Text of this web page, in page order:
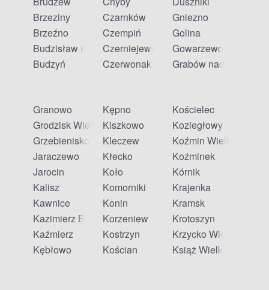
Brzeziny
Brzeźno
Budzisław Kościelny
Budzyń
Czarnków
Czempiń
Czerniejewo
Czerwonak
Gniezno
Golina
Gowarzewo
Grabów nad Prosną
Granowo
Grodzisk Wielkopolski
Grzebienisko
Jaraczewo
Jarocin
Kalisz
Kawnice
Kazimierz Biskupi
Kaźmierz
Kębłowo
Kępno
Kiszkowo
Kleczew
Kłecko
Koło
Komorniki
Konin
Korzeniew
Kostrzyn
Kościan
Kościelec
Koziegłowy
Koźmin Wielkopolski
Koźminek
Kórnik
Krajenka
Kramsk
Krotoszyn
Krzycko Wielkie
Książ Wielkopolski